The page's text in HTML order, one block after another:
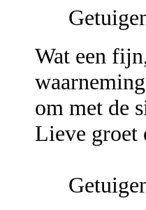
Wat een
om met de
Lieve groet